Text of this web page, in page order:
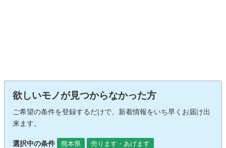
欲しいモノが見つからなかった方
ご希望の条件を登録するだけで、新着情報をいち早くお届け出
来ます。
選択中の条件 熊本県
売ります・あげます